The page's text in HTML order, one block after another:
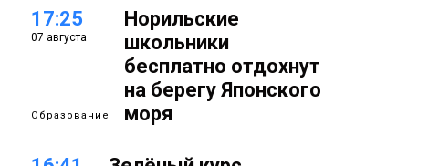
17:25
07 августа
Образование
Норильские
школьники
бесплатно отдохнут
на берегу Японского
моря